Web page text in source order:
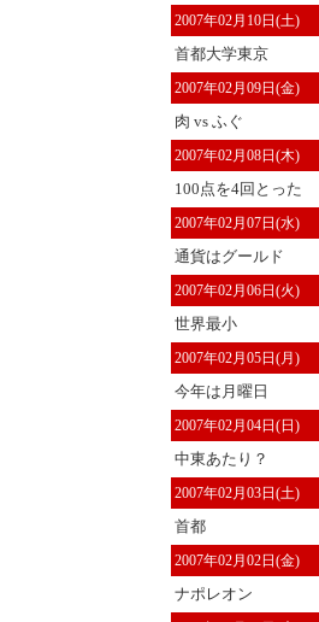
2007年02月10日(土)
首都大学東京
2007年02月09日(金)
肉 vs ふぐ
2007年02月08日(木)
100点を4回とった
2007年02月07日(水)
通貨はグールド
2007年02月06日(火)
世界最小
2007年02月05日(月)
今年は月曜日
2007年02月04日(日)
中東あたり？
2007年02月03日(土)
首都
2007年02月02日(金)
ナポレオン